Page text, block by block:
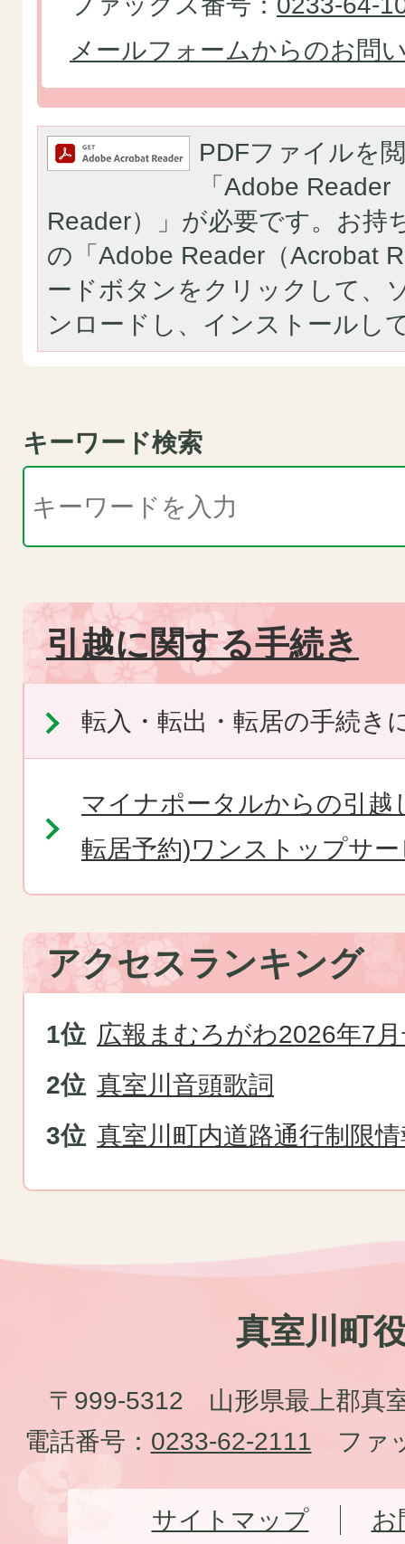
メールフォームからのお問
PDFファイルを
「Adobe Reader
Reader）」が必要です。お持
の「Adobe Reader（Acrobat
ードボタンをクリックして、
ンロードし、インストールし
キーワード検索
引越に関する手続き
転入・転出・転居の手続き
マイナポータルからの引越
転居予約)ワンストップサ
アクセスランキング
広報まむろがわ2026年7
真室川音頭歌詞
真室川町内道路通行制限
真室川町
〒999-5312 山形県最上郡真
電話番号： 0233-62-2111 ファ
サイトマップ お